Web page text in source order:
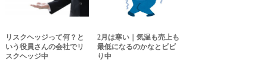
リスクヘッジって何？と
いう役員さんの会社でリ
スクヘッジ中
2月は寒い｜気温も売上も
最低になるのかなとビビ
り中